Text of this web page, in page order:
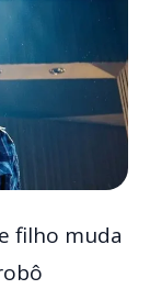
filho muda